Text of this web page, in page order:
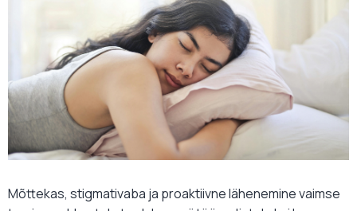
Mõttekas, stigmativaba ja proaktiivne lähenemine vaimse